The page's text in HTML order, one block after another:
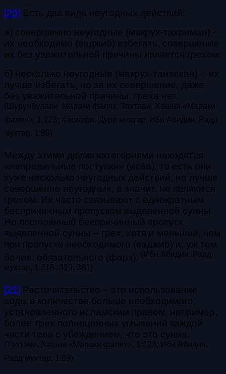
[20] Есть два вида неугодных действий:
а) совершенно неугодные (макрух-тахриман) –
их необходимо (ваджиб) избегать, совершение
их без уважительной причины является грехом;
б) несколько неугодные (макрух-танзихан) – их
лучше избегать, но за их совершение, даже
без уважительной причины, греха нет.
(Шурунбулали. Мараки фалях, Тахтави. Хашия «Мараки
фалях», 1:123; Хаскафи. Дурр мухтар, Ибн Абидин. Радд
мухтар, 1:89)
Между этими двумя категориями находятся
«неправильные поступки» (иса́а), то есть они
хуже несколько неугодных действий, но лучше
совершенно неугодных, а значит, не являются
грехом. Их часто связывают с однократным
беспричинным пропуском выделенной сунны.
Но постоянный беспричинный пропуск
выделенной сунны – грех, хотя и меньший, чем
при пропуске необходимого (ваджиб) и, уж тем
более, обязательного (фарз). (Ибн Абидин. Радд
мухтар, 1:318–319, 381)
[21] Расточительство – это использование
воды в количестве больше необходимого,
установленного исламским правом, например,
более трех полноценных умываний каждой
части тела с убеждением, что это сунна.
(Тахтави. Хашия «Мараки фалях», 1:123; Ибн Абидин.
Радд мухтар, 1:89)